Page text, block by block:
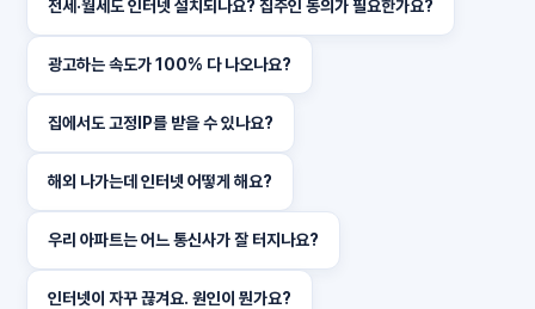
전세·월세도 인터넷 설치되나요? 집주인 동의가 필요한가요?
광고하는 속도가 100% 다 나오나요?
집에서도 고정IP를 받을 수 있나요?
해외 나가는데 인터넷 어떻게 해요?
우리 아파트는 어느 통신사가 잘 터지나요?
인터넷이 자꾸 끊겨요. 원인이 뭔가요?